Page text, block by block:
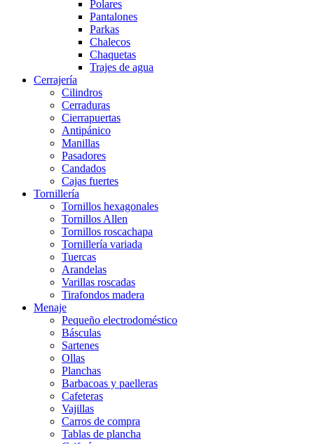
Polares
Pantalones
Parkas
Chalecos
Chaquetas
Trajes de agua
Cerrajería
Cilindros
Cerraduras
Cierrapuertas
Antipánico
Manillas
Pasadores
Candados
Cajas fuertes
Tornillería
Tornillos hexagonales
Tornillos Allen
Tornillos roscachapa
Tornillería variada
Tuercas
Arandelas
Varillas roscadas
Tirafondos madera
Menaje
Pequeño electrodoméstico
Básculas
Sartenes
Ollas
Planchas
Barbacoas y paelleras
Cafeteras
Vajillas
Carros de compra
Tablas de plancha